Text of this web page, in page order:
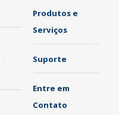
Produtos e
Serviços
Suporte
Entre em
Contato